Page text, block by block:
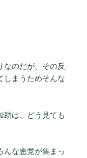
なのだが、その反
しまうためそんな
助は、どう見ても
な悪党が集まっ